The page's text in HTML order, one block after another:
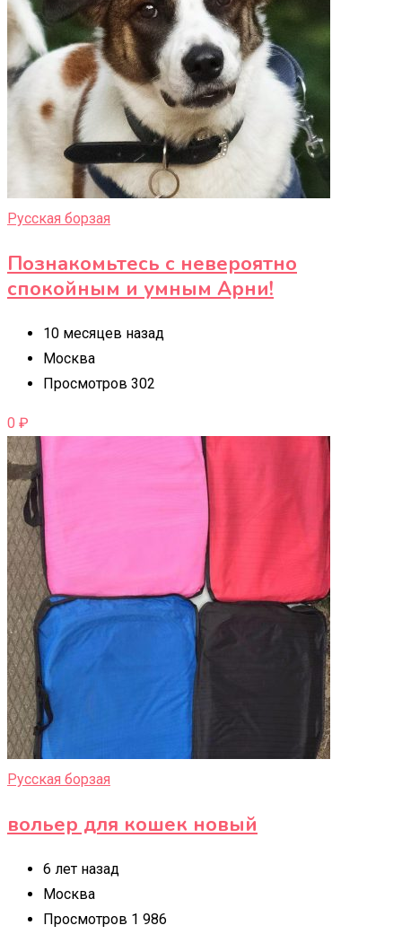
Русская борзая
Познакомьтесь с невероятно
спокойным и умным Арни!
10 месяцев назад
Москва
Просмотров 302
0 ₽
Русская борзая
вольер для кошек новый
6 лет назад
Москва
Просмотров 1 986